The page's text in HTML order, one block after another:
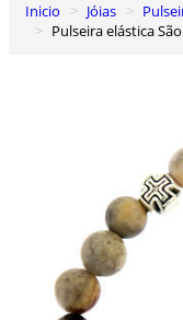
0
Carrinho de
Inicio Jóias
Pulseira elástica